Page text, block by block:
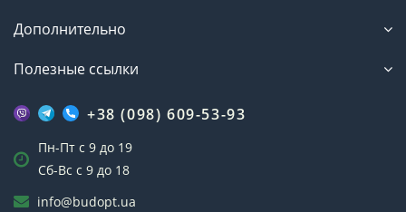
Дополнительно
Полезные ссылки
+38 (098) 609-53-93
Пн-Пт с 9 до 19
Сб-Вс с 9 до 18
info@budopt.ua